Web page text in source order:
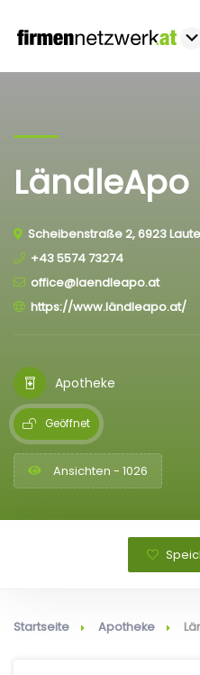
LändleApo
Scheibenstraße 2, 6923
+43 5574 73274
office@laendleapo.at
https://www.ländleapo.at/
Apotheke
Geöffnet
Ansichten - 1026
Startseite Apotheke